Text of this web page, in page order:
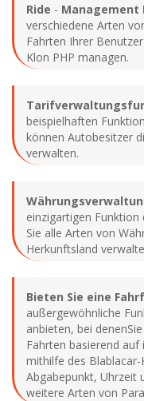
Ride - Management
verschiedene Arten
Fahrten Ihrer
Klon PHP managen.
beispielhaften
können Autobesitzer
verwalten.
einzigartigen
Sie alle Arten von
Herkunftsland
Bieten Sie eine
außergewöhnliche
anbieten, bei
Fahrten basierend auf
mithilfe des
Abgabepunkt, Uhrzeit
weitere Arten von